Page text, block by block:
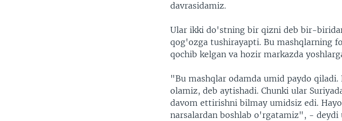
davrasidamiz.
Ular ikki do'stning bir qizni deb bir-
qog'ozga tushirayapti. Bu mashqlarning
qochib kelgan va hozir markazda
"Bu mashqlar odamda umid paydo
olamiz, deb aytishadi. Chunki ular
davom ettirishni bilmay umidsiz edi.
narsalardan boshlab o'rgatamiz", - deydi